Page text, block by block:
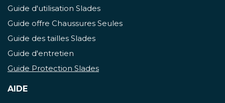
Guide d'utilisation Slades
Guide offre Chaussures Seules
Guide des tailles Slades
Guide d'entretien
Guide Protection Slades
AIDE